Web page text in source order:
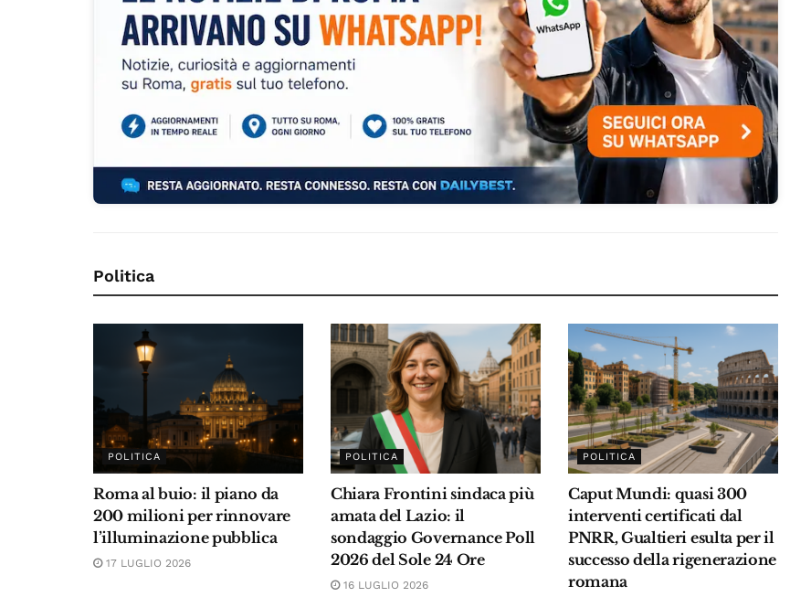
Politica
POLITICA
Roma al buio: il piano da
200 milioni per rinnovare
l’illuminazione pubblica
17 LUGLIO 2026
POLITICA
Chiara Frontini sindaca più
amata del Lazio: il
sondaggio Governance Poll
2026 del Sole 24 Ore
16 LUGLIO 2026
POLITICA
Caput Mundi: quasi 300
interventi certificati dal
PNRR, Gualtieri esulta per il
successo della rigenerazione
romana